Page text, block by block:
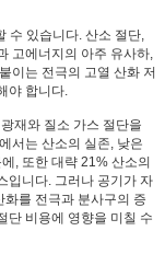
수 있습니다. 산소 절단,
고에너지의 아주 유사하,
이는 전극의 고열 산화 저
야 합니다.
재와 질소 가스 절단을
서는 산소의 실존, 낮은
, 또한 대략 21% 산소의
입니다. 그러나 공기가 자
를 전극과 분사구의 증
단 비용에 영향을 미칠 수